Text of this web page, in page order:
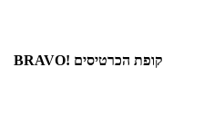
קופת הכרטיסים !BRAVO